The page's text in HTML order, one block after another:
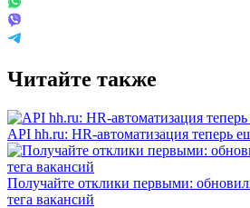
Читайте также
API hh.ru: HR-автоматизация теперь
Получайте отклики первыми:
тега вакансий